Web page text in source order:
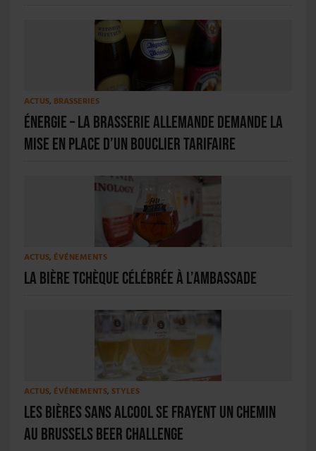
ACTUS, BRASSERIES
Énergie – la brasserie allemande demande la
mise en place d’un bouclier tarifaire
ACTUS, ÉVÉNEMENTS
La bière tchèque célébrée à l’ambassade
ACTUS, ÉVÉNEMENTS, STYLES
Les bières sans alcool se frayent un chemin
au Brussels Beer Challenge